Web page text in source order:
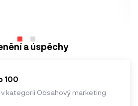
a úspěchy
100
kategorii Obsahový marketing